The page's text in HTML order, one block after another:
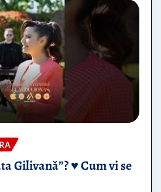
Gilivană”? ♥️ Cum vi se